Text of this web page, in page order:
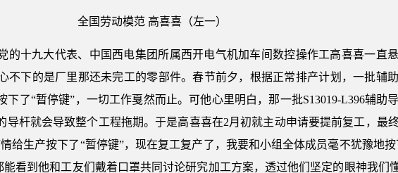
全国劳动模范 高喜喜（左一）
的十九大代表、中国西电集团所属西开电气机加车间数控操作工高喜喜一直
不下的是厂里那还未完工的零部件。春节前夕，根据正常排产计划，一批辅
了“暂停键”，一切工作戛然而止。可他心里明白，那一批S13019-L396辅助
导杆就会导致整个工程拖期。于是高喜喜在2月初就主动申请要提前复工，最
给生产按下了“暂停键”，现在复工复产了，我要和小组全体成员毫不犹豫地按
看到他和工友们戴着口罩共同讨论研究加工方案，透过他们坚定的眼神我们